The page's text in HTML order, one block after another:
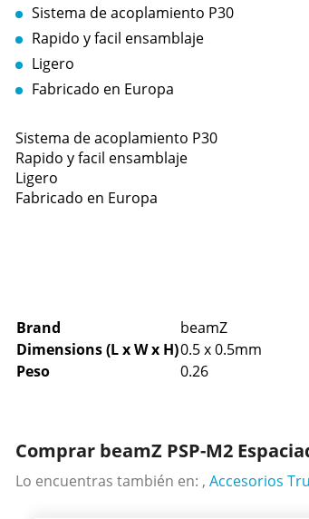
Sistema de acoplamiento P30
Rapido y facil ensamblaje
Ligero
Fabricado en Europa
Sistema de acoplamiento P30
Rapido y facil ensamblaje
Ligero
Fabricado en Europa
Brand
beamZ
Dimensions (L x W x H)0.5 x 0.5mm
Peso
0.26
Comprar beamZ PSP-M2
Lo encuentras también en: , Accesorios